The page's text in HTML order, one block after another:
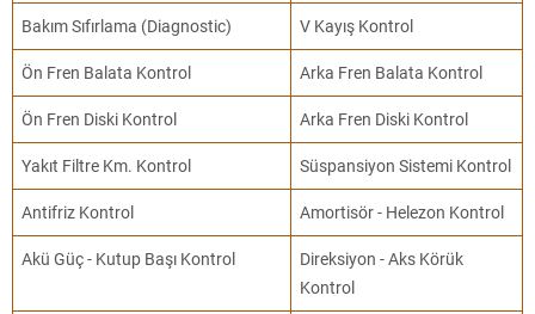
Bakım Sıfırlama (Diagnostic) V Kayış Kontrol
Ön Fren Balata Kontrol Arka Fren Balata Kontrol
Ön Fren Diski Kontrol Arka Fren Diski Kontrol
Yakıt Filtre Km. Kontrol Süspansiyon Sistemi Kontrol
Antifriz Kontrol Amortisör - Helezon Kontrol
Akü Güç - Kutup Başı Kontrol
Direksiyon - Aks Körük
Kontrol